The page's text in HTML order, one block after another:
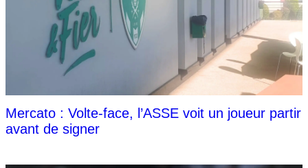
Mercato : Volte-face, l’ASSE voit un joueur partir
avant de signer